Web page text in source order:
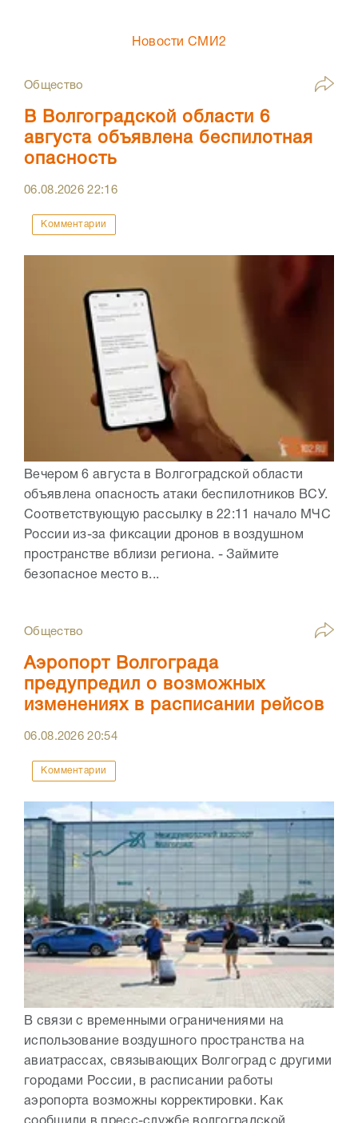
Новости СМИ2
Общество
В Волгоградской области 6
августа объявлена беспилотная
опасность
06.08.202622:16
Комментарии
Вечером 6 августа в Волгоградской области
объявлена опасность атаки беспилотников ВСУ.
Соответствующую рассылку в 22:11 начало МЧС
России из-за фиксации дронов в воздушном
пространстве вблизи региона. - Займите
безопасное место в...
Общество
Аэропорт Волгограда
предупредил о возможных
изменениях в расписании рейсов
06.08.202620:54
Комментарии
В связи с временными ограничениями на
использование воздушного пространства на
авиатрассах, связывающих Волгоград с другими
городами России, в расписании работы
аэропорта возможны корректировки. Как